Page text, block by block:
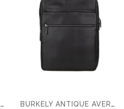
BURKELY SUBURB SETH 9.7" CHESTPACK BURKELY ANTIQUE AVERY 15.6'' RUCKSACK